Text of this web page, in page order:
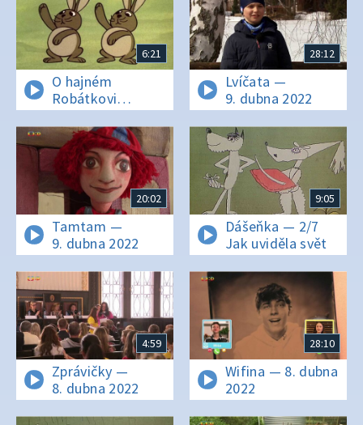
6:21
O hajném
Robátkovi
a jelenu
Větrníkovi — 8/13
Jak zachránili
maršálka Šuchaje
28:12
Lvíčata —
9. dubna 2022
20:02
Tamtam —
9. dubna 2022
9:05
Dášeňka — 2/7
Jak uviděla svět
4:59
Zprávičky —
8. dubna 2022
28:10
Wifina — 8. dubna
2022